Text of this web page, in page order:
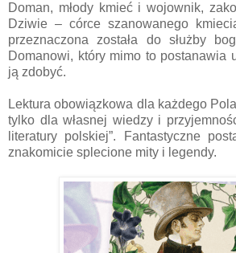
Doman, młody kmieć i wojownik,
Dziwie – córce szanowanego
przeznaczona została do służby
Domanowi, który mimo to postanawia
ją zdobyć.
Lektura obowiązkowa dla każdego
tylko dla własnej wiedzy i
literatury polskiej”. Fantastyczne
znakomicie splecione mity i legendy.